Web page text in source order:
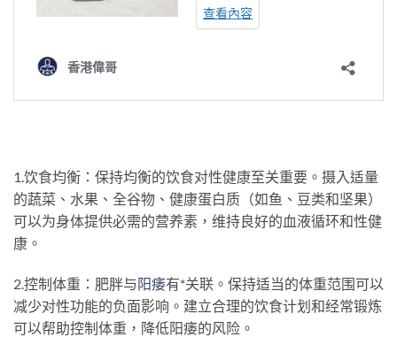
1.饮食均衡：保持均衡的饮食对性健康至关重要。摄入适量
的蔬菜、水果、全谷物、健康蛋白质（如鱼、豆类和坚果）
可以为身体提供必需的营养素，维持良好的血液循环和性健
康。
2.控制体重：肥胖与阳痿有*关联。保持适当的体重范围可以
减少对性功能的负面影响。建立合理的饮食计划和经常锻炼
可以帮助控制体重，降低阳痿的风险。